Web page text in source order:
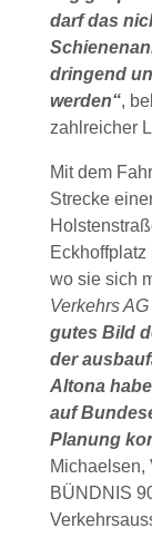
darf das
dringend
werden“,
zahlreicher
Mit dem
Strecke
wo sie sich
Verkehrs AG
gutes Bild
der
Altona
auf
Planung
Michaelsen,
BÜNDNIS